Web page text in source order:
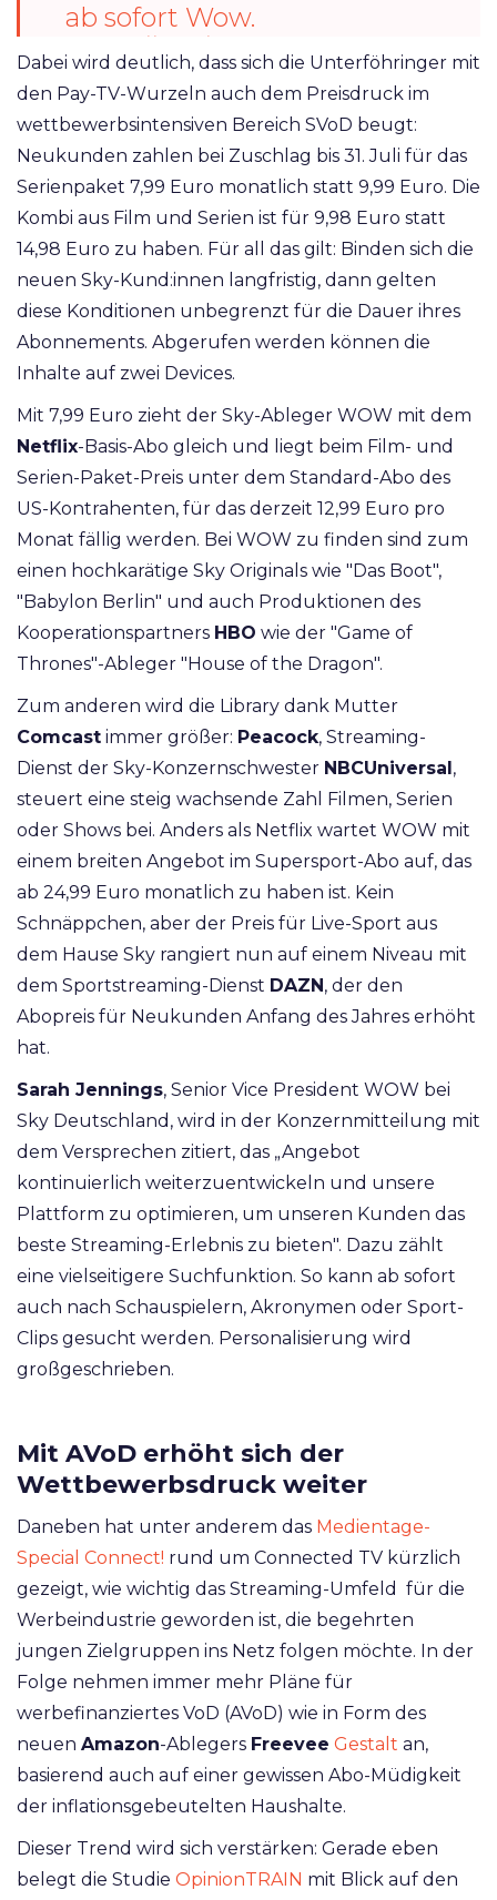
ab sofort Wow.
https://t.co/4nbGX4t5PC
pic.twitter.com/9nkAux4Dx
4
— Medienmagazin DWDL
(@DWDL)June 7, 2022
Dabei wird deutlich, dass sich die Unterföhringer mit
den Pay-TV-Wurzeln auch dem Preisdruck im
wettbewerbsintensiven Bereich SVoD beugt:
Neukunden zahlen bei Zuschlag bis 31. Juli für das
Serienpaket 7,99 Euro monatlich statt 9,99 Euro. Die
Kombi aus Film und Serien ist für 9,98 Euro statt
14,98 Euro zu haben. Für all das gilt: Binden sich die
neuen Sky-Kund:innen langfristig, dann gelten
diese Konditionen unbegrenzt für die Dauer ihres
Abonnements. Abgerufen werden können die
Inhalte auf zwei Devices.
Mit 7,99 Euro zieht der Sky-Ableger WOW mit dem
Netflix-Basis-Abo gleich und liegt beim Film- und
Serien-Paket-Preis unter dem Standard-Abo des
US-Kontrahenten, für das derzeit 12,99 Euro pro
Monat fällig werden. Bei WOW zu finden sind zum
einen hochkarätige Sky Originals wie "Das Boot",
"Babylon Berlin" und auch Produktionen des
Kooperationspartners HBO wie der "Game of
Thrones"-Ableger "House of the Dragon".
Zum anderen wird die Library dank Mutter
Comcast immer größer: Peacock, Streaming-
Dienst der Sky-Konzernschwester NBCUniversal,
steuert eine steig wachsende Zahl Filmen, Serien
oder Shows bei. Anders als Netflix wartet WOW mit
einem breiten Angebot im Supersport-Abo auf, das
ab 24,99 Euro monatlich zu haben ist. Kein
Schnäppchen, aber der Preis für Live-Sport aus
dem Hause Sky rangiert nun auf einem Niveau mit
dem Sportstreaming-Dienst DAZN, der den
Abopreis für Neukunden Anfang des Jahres erhöht
hat.
Sarah Jennings, Senior Vice President WOW bei
Sky Deutschland, wird in der Konzernmitteilung mit
dem Versprechen zitiert, das „Angebot
kontinuierlich weiterzuentwickeln und unsere
Plattform zu optimieren, um unseren Kunden das
beste Streaming-Erlebnis zu bieten". Dazu zählt
eine vielseitigere Suchfunktion. So kann ab sofort
auch nach Schauspielern, Akronymen oder Sport-
Clips gesucht werden. Personalisierung wird
großgeschrieben.
Mit AVoD erhöht sich der
Wettbewerbsdruck weiter
Daneben hat unter anderem das Medientage-
Special Connect! rund um Connected TV kürzlich
gezeigt, wie wichtig das Streaming-Umfeld für die
Werbeindustrie geworden ist, die begehrten
jungen Zielgruppen ins Netz folgen möchte. In der
Folge nehmen immer mehr Pläne für
werbefinanziertes VoD (AVoD) wie in Form des
neuen Amazon-Ablegers Freevee Gestalt an,
basierend auch auf einer gewissen Abo-Müdigkeit
der inflationsgebeutelten Haushalte.
Dieser Trend wird sich verstärken: Gerade eben
belegt die Studie OpinionTRAIN mit Blick auf den